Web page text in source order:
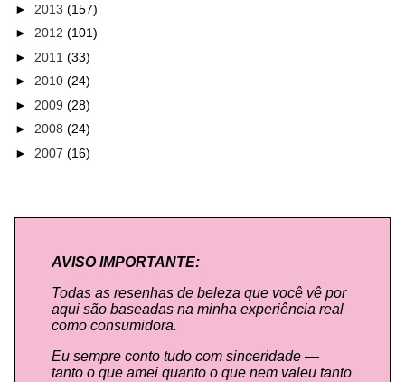
► 2013 (157)
► 2012 (101)
► 2011 (33)
► 2010 (24)
► 2009 (28)
► 2008 (24)
► 2007 (16)
AVISO IMPORTANTE:
Todas as resenhas de beleza que você vê por
aqui são baseadas na minha experiência real
como consumidora.
Eu sempre conto tudo com sinceridade —
tanto o que amei quanto o que nem valeu tanto